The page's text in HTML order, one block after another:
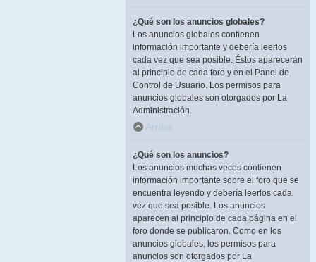
¿Qué son los anuncios globales?
Los anuncios globales contienen
información importante y debería leerlos
cada vez que sea posible. Éstos aparecerán
al principio de cada foro y en el Panel de
Control de Usuario. Los permisos para
anuncios globales son otorgados por La
Administración.
Arriba
¿Qué son los anuncios?
Los anuncios muchas veces contienen
información importante sobre el foro que se
encuentra leyendo y debería leerlos cada
vez que sea posible. Los anuncios
aparecen al principio de cada página en el
foro donde se publicaron. Como en los
anuncios globales, los permisos para
anuncios son otorgados por La